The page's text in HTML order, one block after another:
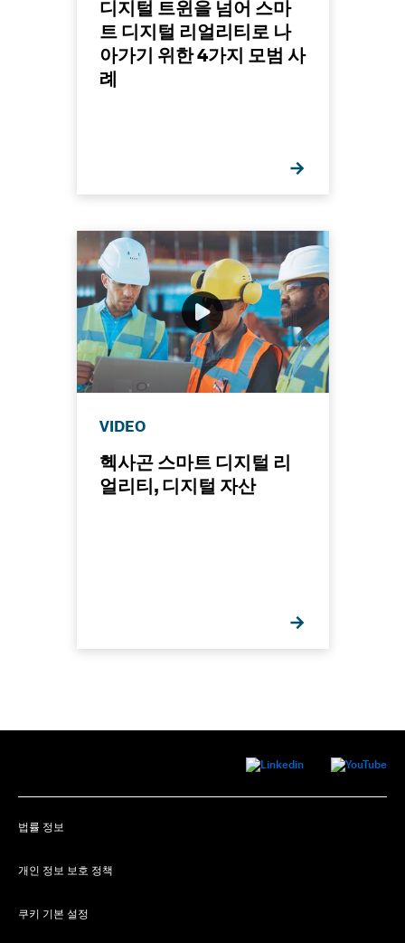
디지털 트윈을 넘어 스마
트 디지털 리얼리티로 나
아가기 위한 4가지 모범 사
례
VIDEO
헥사곤 스마트 디지털 리
얼리티, 디지털 자산
법률 정보
개인 정보 보호 정책
쿠키 기본 설정